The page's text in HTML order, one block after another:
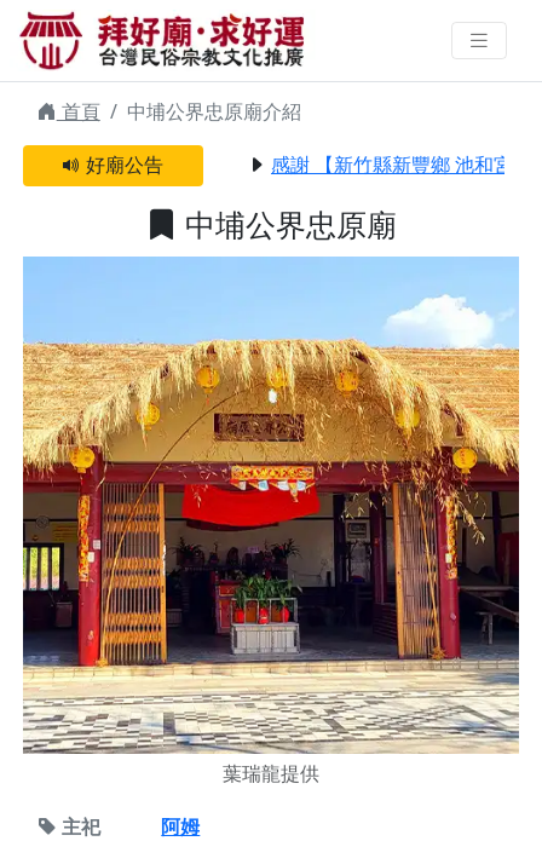
中埔公界忠原廟 | 拜好廟求好運 找
到與您有緣的信仰
首頁
中埔公界忠原廟介紹
好廟公告
感謝 【新竹縣新豐鄉 池和宮】
中埔公界忠原廟
葉瑞龍提供
主祀
阿姆